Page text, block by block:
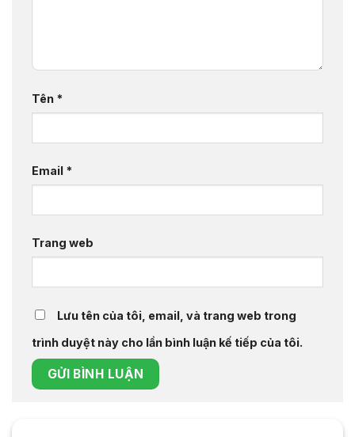
Tên *
Email *
Trang web
Lưu tên của tôi, email, và trang web trong
trình duyệt này cho lần bình luận kế tiếp của tôi.